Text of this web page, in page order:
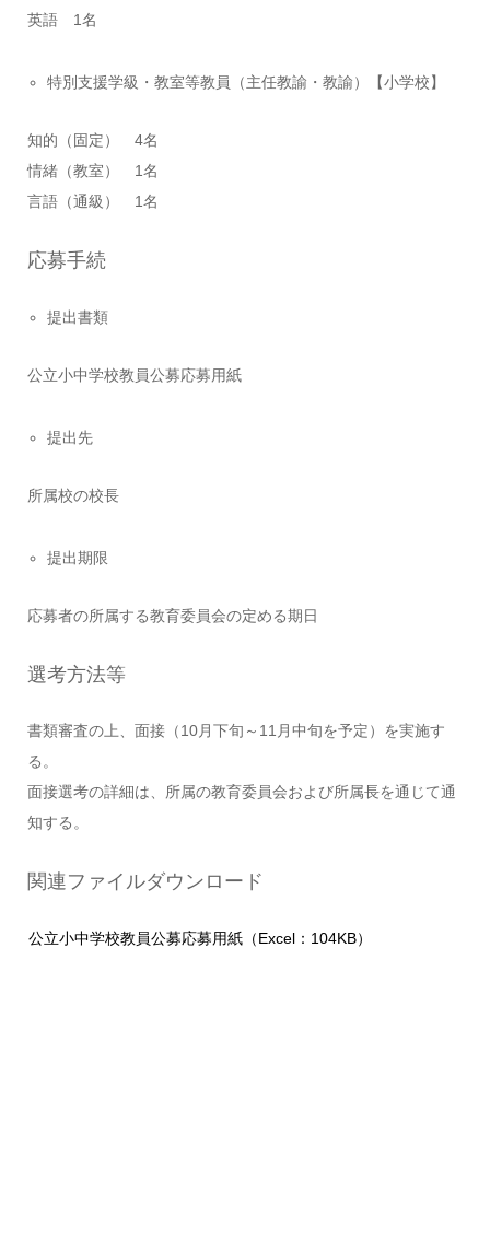
英語 1名
特別支援学級・教室等教員（主任教諭・教諭）【小学校】
知的（固定） 4名
情緒（教室） 1名
言語（通級） 1名
応募手続
提出書類
公立小中学校教員公募応募用紙
提出先
所属校の校長
提出期限
応募者の所属する教育委員会の定める期日
選考方法等
書類審査の上、面接（10月下旬～11月中旬を予定）を実施す
る。
面接選考の詳細は、所属の教育委員会および所属長を通じて通
知する。
関連ファイルダウンロード
公立小中学校教員公募応募用紙（Excel：104KB）